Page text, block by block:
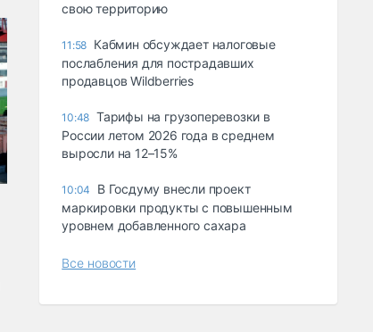
свою территорию
11:58 Кабмин обсуждает налоговые
послабления для пострадавших
продавцов Wildberries
10:48 Тарифы на грузоперевозки в
России летом 2026 года в среднем
выросли на 12–15%
10:04
В Госдуму внесли проект
маркировки продукты с повышенным
уровнем добавленного сахара
Все новости